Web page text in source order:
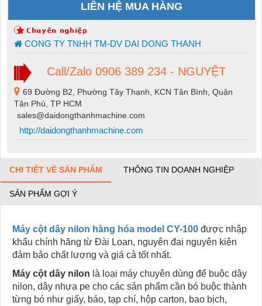
LIÊN HỆ MUA HÀNG
CONG TY TNHH TM-DV DAI DONG THANH
Call/Zalo 0906 389 234 - NGUYỆT
69 Đường B2, Phường Tây Thạnh, KCN Tân Bình, Quận
Tân Phú, TP HCM
sales@daidongthanhmachine.com
http://daidongthanhmachine.com
CHI TIẾT VỀ SẢN PHẨM THÔNG TIN DOANH NGHIỆP
SẢN PHẨM GỢI Ý
Máy cột dây nilon hàng hóa model CY-100 được nhập
khẩu chính hãng từ Đài Loan, nguyên đai nguyên kiện
đảm bảo chất lượng và giá cả tốt nhất.
Máy cột dây nilon là loại máy chuyên dùng để buộc dây
nilon, dây nhựa pe cho các sản phẩm cần bó buộc thành
từng bó như giấy, báo, tạp chí, hộp carton, bao bịch,